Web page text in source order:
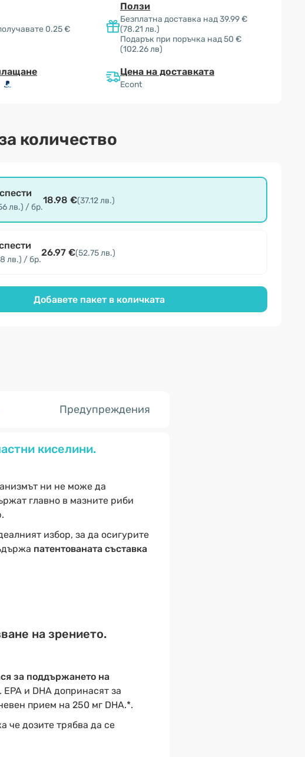
0.25 €
Ползи
Безплатна доставка над 39.99 €
(78.21 лв.)
Подарък при поръчка над 50 €
(102.26 лв)
Цена на доставката
Econt
количество
лв.) / бр.
18.98 €(37.12 лв.)
лв.) / бр.
26.97 €(52.75 лв.)
Добавете пакет в количката
Предупреждения
киселини.
ни не може да
главно в мазните риби
избор, за да осигурите
патентованата съставка
на зрението.
за поддържането на
EPA и DHA допринасят за
прием на 250 мг DHA.*.
че дозите трябва да се